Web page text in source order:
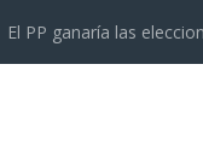
El PP ganaría las